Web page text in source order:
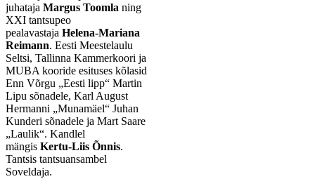
juhataja Margus Toomla ning
XXI tantsupeo
pealavastaja Helena-Mariana
Reimann. Eesti Meestelaulu
Seltsi, Tallinna Kammerkoori ja
MUBA kooride esituses kõlasid
Enn Võrgu „Eesti lipp“ Martin
Lipu sõnadele, Karl August
Hermanni „Munamäel“ Juhan
Kunderi sõnadele ja Mart Saare
„Laulik“. Kandlel
mängis Kertu-Liis Õnnis.
Tantsis tantsuansambel
Soveldaja.